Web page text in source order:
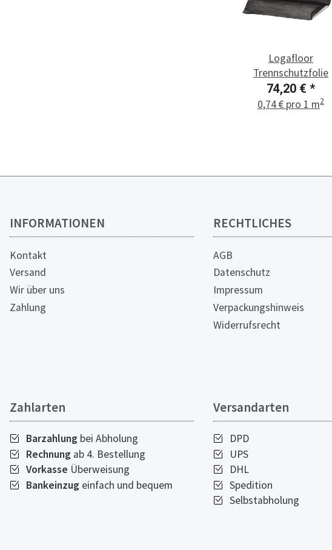
Logafloor
Trennschutzfolie
74,20 € *
0,74 € pro 1 m2
INFORMATIONEN
Kontakt
Versand
Wir über uns
Zahlung
RECHTLICHES
AGB
Datenschutz
Impressum
Verpackungshinweis
Widerrufsrecht
Zahlarten
Barzahlung bei Abholung
Rechnung ab 4. Bestellung
Vorkasse Überweisung
Bankeinzug einfach und bequem
Versandarten
DPD
UPS
DHL
Spedition
Selbstabholung